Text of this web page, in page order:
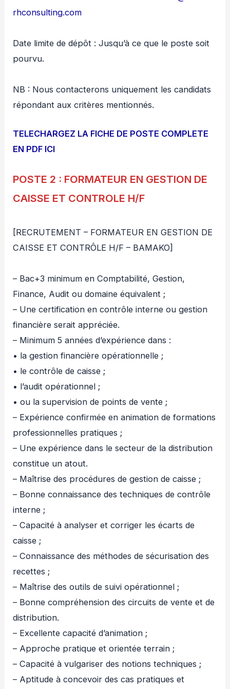
rhconsulting.com
Date limite de dépôt : Jusqu’à ce que le poste soit
pourvu.
NB : Nous contacterons uniquement les candidats
répondant aux critères mentionnés.
TELECHARGEZ LA FICHE DE POSTE COMPLETE
EN PDF ICI
POSTE 2 : FORMATEUR EN GESTION DE
CAISSE ET CONTROLE H/F
[RECRUTEMENT – FORMATEUR EN GESTION DE
CAISSE ET CONTRÔLE H/F – BAMAKO]
– Bac+3 minimum en Comptabilité, Gestion,
Finance, Audit ou domaine équivalent ;
– Une certification en contrôle interne ou gestion
financière serait appréciée.
– Minimum 5 années d’expérience dans :
• la gestion financière opérationnelle ;
• le contrôle de caisse ;
• l’audit opérationnel ;
• ou la supervision de points de vente ;
– Expérience confirmée en animation de formations
professionnelles pratiques ;
– Une expérience dans le secteur de la distribution
constitue un atout.
– Maîtrise des procédures de gestion de caisse ;
– Bonne connaissance des techniques de contrôle
interne ;
– Capacité à analyser et corriger les écarts de
caisse ;
– Connaissance des méthodes de sécurisation des
recettes ;
– Maîtrise des outils de suivi opérationnel ;
– Bonne compréhension des circuits de vente et de
distribution.
– Excellente capacité d’animation ;
– Approche pratique et orientée terrain ;
– Capacité à vulgariser des notions techniques ;
– Aptitude à concevoir des cas pratiques et